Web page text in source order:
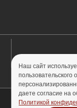
© ООО
Наш сайт
пользовательского
даете согласие на
Политикой